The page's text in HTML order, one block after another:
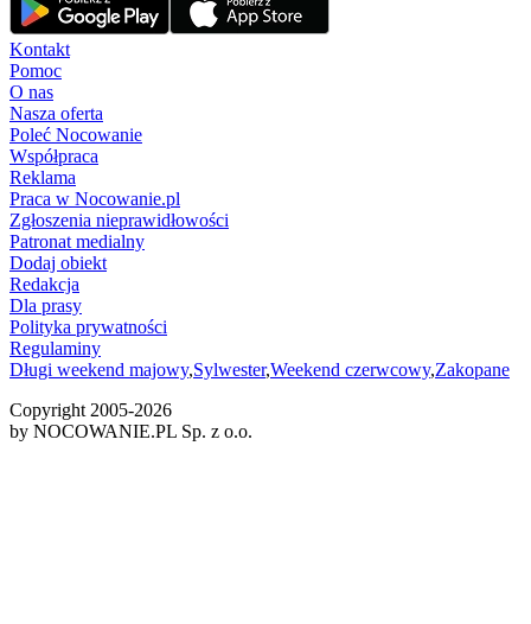
Kontakt
Pomoc
O nas
Nasza oferta
Poleć Nocowanie
Współpraca
Reklama
Praca w Nocowanie.pl
Zgłoszenia nieprawidłowości
Patronat medialny
Dodaj obiekt
Redakcja
Dla prasy
Polityka prywatności
Regulaminy
Długi weekend majowy,Sylwester,Weekend czerwcowy,Zakopane
Copyright 2005-2026
by NOCOWANIE.PL Sp. z o.o.